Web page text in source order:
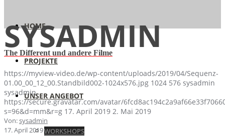
HOME
PROJEKTE
UNSER ANGEBOT
WORKSHOPS
SYSADMIN
The Different und andere Filme
https://myview-video.de/wp-content/uploads/2019/04/Sequenz-
01.00_00_12_00.Standbild002-1024x576.jpg 1024 576 sysadmin
sysadmin
https://secure.gravatar.com/avatar/
s=96&d=mm&r=g 17. April 2019 2. Mai 2019
Von:sysadmin
17. April 2019